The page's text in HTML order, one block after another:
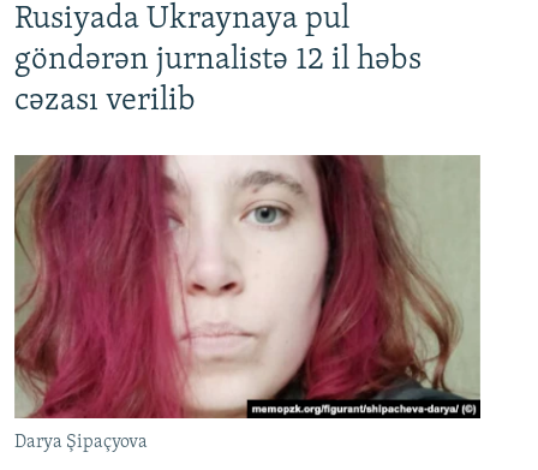
Rusiyada Ukraynaya pul
göndərən jurnalistə 12 il həbs
cəzası verilib
Darya Şipaçyova